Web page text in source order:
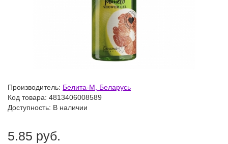
Производитель: Белита-М, Беларусь
Код товара: 4813406008589
Доступность: В наличии
5.85 руб.